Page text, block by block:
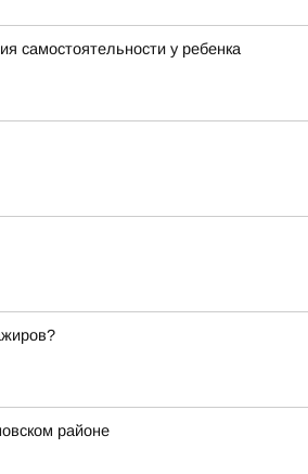
самостоятельности у ребенка
районе